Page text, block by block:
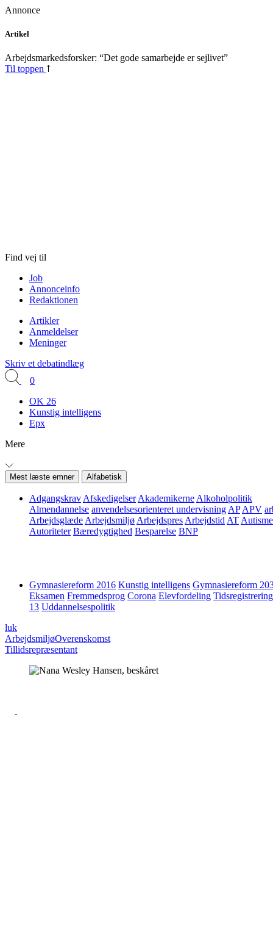
Annonce
Skip
content
Artikel
Arbejdsmarkedsforsker: “Det gode samarbejde er sejlivet”
Til toppen
Find vej til
Job
Annonceinfo
Redaktionen
Artikler
Anmeldelser
Meninger
Skriv et debatindlæg
0
OK 26
Kunstig intelligens
Epx
Mere
Mest læste emner Alfabetisk
Adgangskrav Afskedigelser Akademikerne Alkoholpolitik
Almendannelse anvendelsesorienteret undervisning AP APV
Arbejdsglæde Arbejdsmiljø Arbejdspres Arbejdstid AT Autisme
Autoriteter Bæredygtighed Besparelse BNP
Gymnasiereform 2016 Kunstig intelligens Gymnasiereform
Eksamen Fremmedsprog Corona Elevfordeling Tidsregistrering
13 Uddannelsespolitik
luk
ArbejdsmiljøOverenskomst
Tillidsrepræsentant